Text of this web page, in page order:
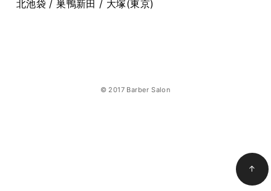
北池袋 / 巣鴨新田 / 大塚(東京)
© 2017 Barber Salon
↑